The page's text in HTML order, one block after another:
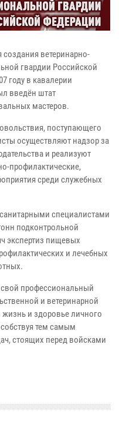
создания ветеринарно-
гвардии Российской
году в кавалерии
введён штат
мастеров.
поступающего
осуществляют надзор за
и реализуют
профилактические,
среди служебных
специалистами
подконтрольной
экспертиз пищевых
и лечебных
профессиональный
и ветеринарной
и здоровье личного
тем самым
стоящих перед войсками